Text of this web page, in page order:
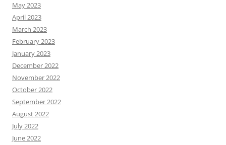
May 2023
April 2023
March 2023
February 2023
January 2023
December 2022
November 2022
October 2022
September 2022
August 2022
July 2022
June 2022